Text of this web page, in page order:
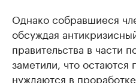
Однако собравшиеся
обсуждая
правительства в части
заметили, что
нуждаются в